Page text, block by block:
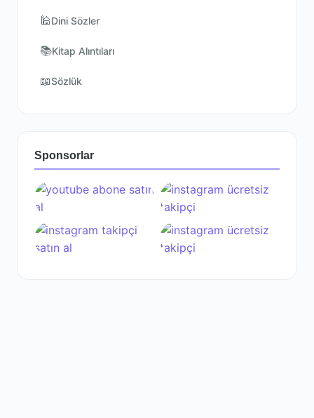
🕌Dini Sözler
📚Kitap Alıntıları
📖Sözlük
Sponsorlar